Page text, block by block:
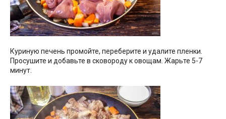
Куриную печень промойте, переберите и удалите пленки.
Просушите и добавьте в сковороду к овощам. Жарьте 5-7
минут.